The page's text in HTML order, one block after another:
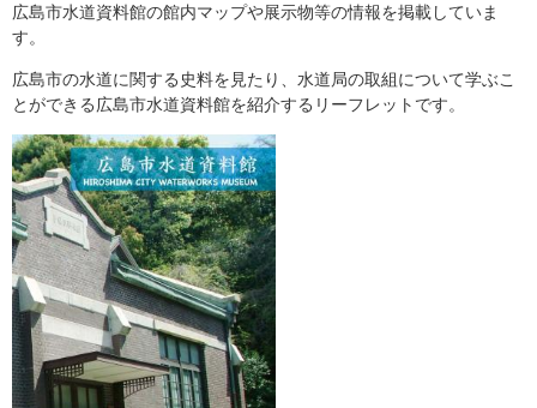
広島市水道資料館の館内マップや展示物等の情報を掲載していま
す。
広島市の水道に関する史料を見たり、水道局の取組について学ぶこ
とができる広島市水道資料館を紹介するリーフレットです。